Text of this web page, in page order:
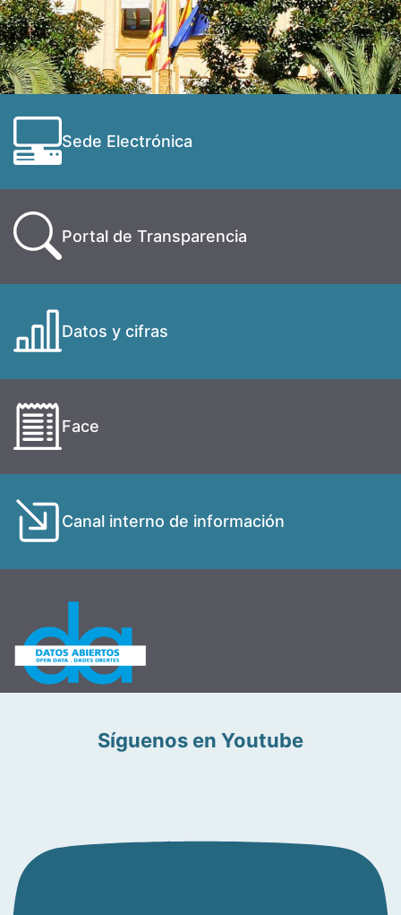
Sede Electrónica
Portal de Transparencia
Datos y cifras
Face
Canal interno de información
Síguenos en Youtube